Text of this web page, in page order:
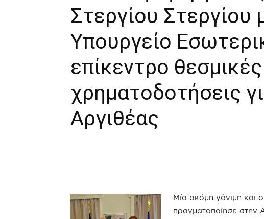
Στεργίου Στεργίου
Υπουργείο
επίκεντρο
χρηματοδοτήσεις
Αργιθέας
Μία ακόμη γόνιμη και
πραγματοποίησε